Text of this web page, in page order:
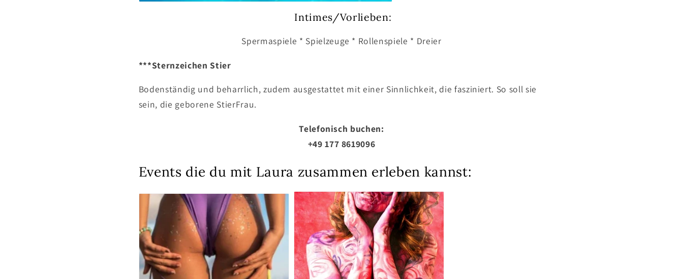
Intimes/Vorlieben:
Spermaspiele * Spielzeuge * Rollenspiele * Dreier
***Sternzeichen Stier
Bodenständig und beharrlich, zudem ausgestattet mit einer Sinnlichkeit, die fasziniert. So soll sie
sein, die geborene StierFrau.
Telefonisch buchen:
+49 177 8619096
Events die du mit Laura zusammen erleben kannst: